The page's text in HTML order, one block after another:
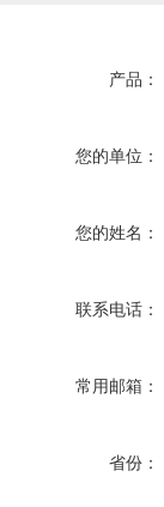
产品：
您的单位：
您的姓名：
联系电话：
常用邮箱：
省份：